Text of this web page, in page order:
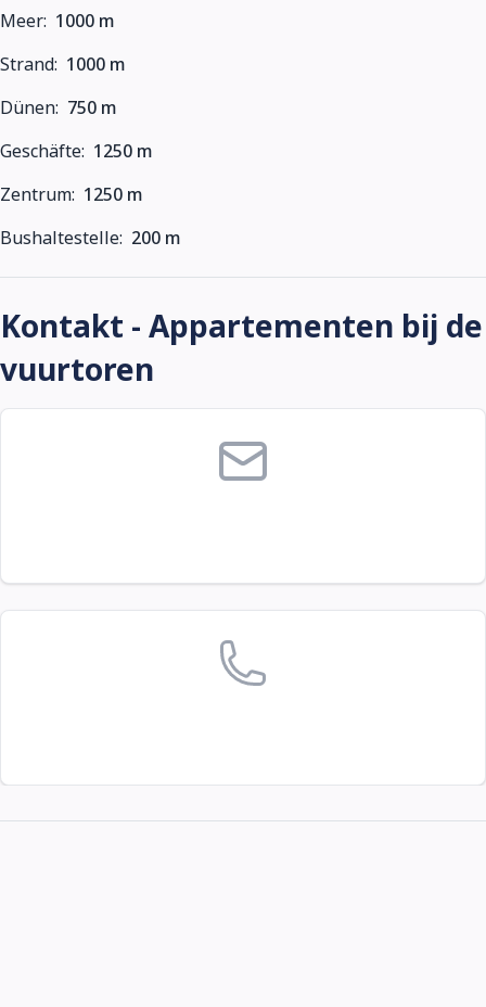
Meer: 1000 m
Strand: 1000 m
Dünen: 750 m
Geschäfte: 1250 m
Zentrum: 1250 m
Bushaltestelle: 200 m
Kontakt - Appartementen bij de
vuurtoren